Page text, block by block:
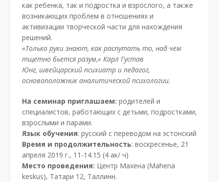
как ребенка, так и подростка и взрослого, а также
возникающих проблем в отношениях и
активизации творческой части для нахождения
решений.
«Только руки знают, как распутать то, над чем
тщетно бьется разум,» Карл Густав
Юнг, швейцарский психиатр и педагог,
основоположник аналитической психологии.
На семинар приглашаем: родителей и
специалистов, работающих с детьми, подростками,
взрослыми и парами.
Язык обучения: русский с переводом на эстонский
Время и продолжительность: воскресенье, 21
апреля 2019 г., 11-14.15 (4 ак/ ч)
Место проведения: Центр Махена (Mahena
keskus), Татари 12, Таллинн.